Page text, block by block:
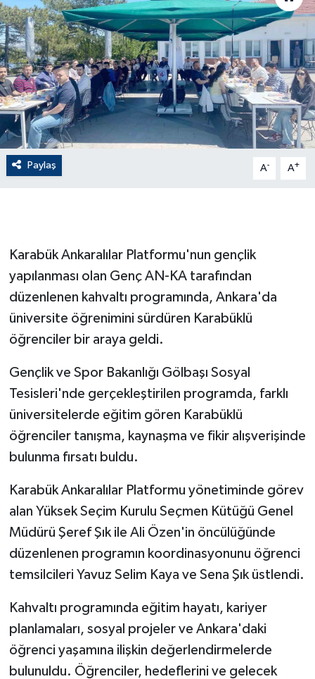
Paylaş A- A+
Karabük Ankaralılar Platformu'nun gençlik
yapılanması olan Genç AN-KA tarafından
düzenlenen kahvaltı programında, Ankara'da
üniversite öğrenimini sürdüren Karabüklü
öğrenciler bir araya geldi.
Gençlik ve Spor Bakanlığı Gölbaşı Sosyal
Tesisleri'nde gerçekleştirilen programda, farklı
üniversitelerde eğitim gören Karabüklü
öğrenciler tanışma, kaynaşma ve fikir alışverişinde
bulunma fırsatı buldu.
Karabük Ankaralılar Platformu yönetiminde görev
alan Yüksek Seçim Kurulu Seçmen Kütüğü Genel
Müdürü Şeref Şık ile Ali Özen'in öncülüğünde
düzenlenen programın koordinasyonunu öğrenci
temsilcileri Yavuz Selim Kaya ve Sena Şık üstlendi.
Kahvaltı programında eğitim hayatı, kariyer
planlamaları, sosyal projeler ve Ankara'daki
öğrenci yaşamına ilişkin değerlendirmelerde
bulunuldu. Öğrenciler, hedeflerini ve gelecek
Dünya
EĞİTİM
EKONOMİ
English News
Finans
GENEL
GÜNDEM
HABERDE İNSAN
İNSAN
İş Dünyası
Kadın
KÜLTÜR SANAT
MAGAZİN
Otomobil
POLİTİKA